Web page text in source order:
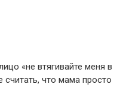
«не втягивайте меня в
что мама просто